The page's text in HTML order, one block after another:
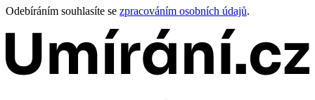
Odebíráním souhlasíte se zpracováním osobních údajů.